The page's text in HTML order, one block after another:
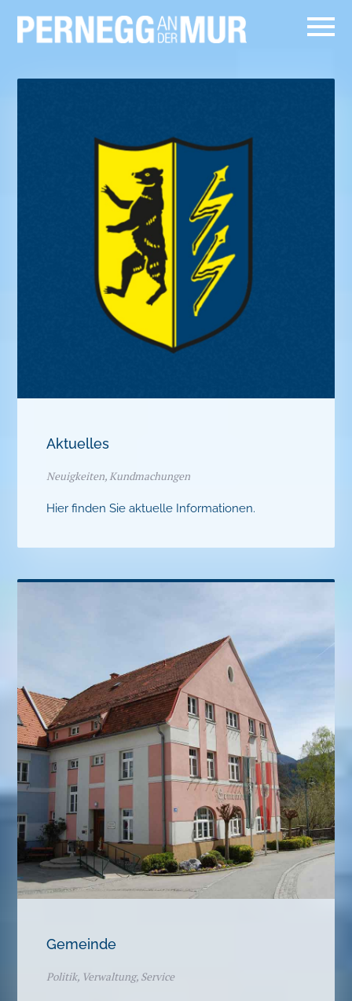
Aktuelles
Neuigkeiten, Kundmachungen
Hier finden Sie aktuelle Informationen.
Gemeinde
Politik, Verwaltung, Service